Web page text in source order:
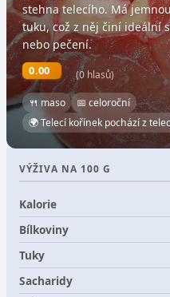
stehna telecího. Má
tuku, což z něj činí ideální
nebo pečení.
0.00 (0 hlasů)
🍴 maso
📅 celoroční
🌍 Telecí kořínek pochází z
VÝŽIVA NA 100 G
Kalorie
Bílkoviny
Tuky
Sacharidy